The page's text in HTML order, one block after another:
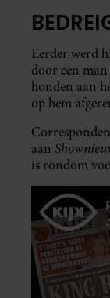
Eerder werd
door een
honden aan
op hem
aan
is rondom